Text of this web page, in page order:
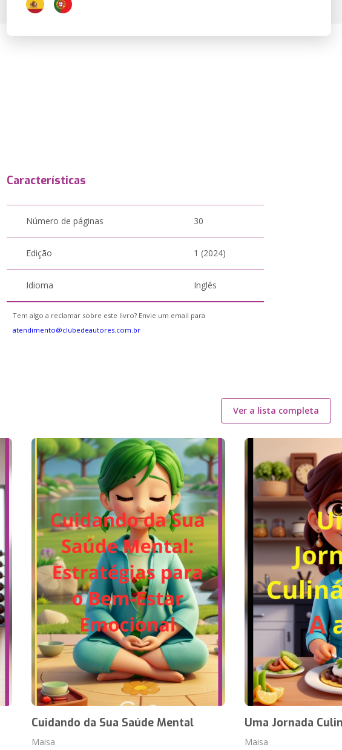
Características
Número de páginas 30
Edição 1 (2024)
Idioma Inglês
Tem algo a reclamar sobre este livro? Envie um email para
atendimento@clubedeautores.com.br
Ver a lista completa
Cuidando da Sua Saúde Mental
Maisa
Uma Jornada
Maisa